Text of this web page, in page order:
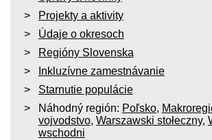
Projekty a aktivity
Údaje o okresoch
Regióny Slovenska
Inkluzívne zamestnávanie
Starnutie populácie
Náhodný región: Poľsko,
vojvodstvo, Warszawski stołeczny,
wschodni